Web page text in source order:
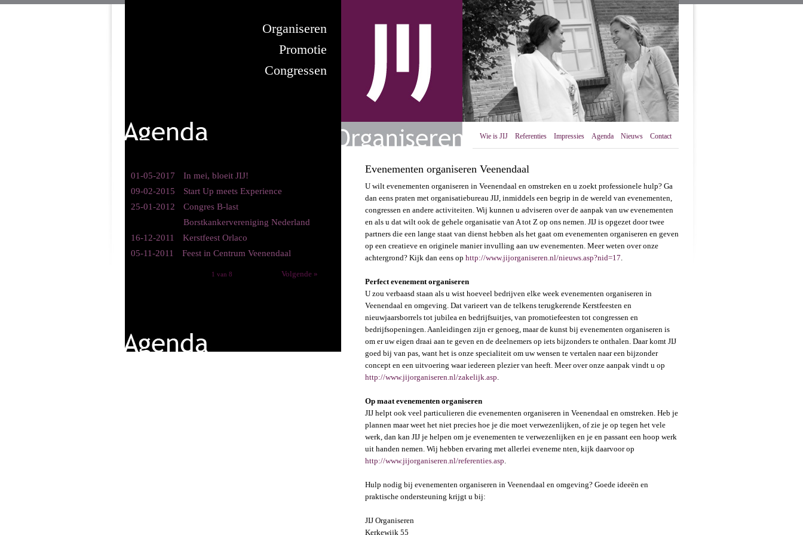
Organiseren
Promotie
Congressen
01-05-2017
In mei, bloeit JIJ!
09-02-2015
Start Up meets Experience
25-01-2012
Congres B-last
Borstkankervereniging Nederland
16-12-2011
Kerstfeest Orlaco
05-11-2011
Feest in Centrum Veenendaal
1 van 8 Volgende »
Wie is JIJ Referenties Impressies Agenda Nieuws Contact
Evenementen organiseren Veenendaal
U wilt evenementen organiseren in Veenendaal en omstreken en u zoekt professionele hulp? Ga
dan eens praten met organisatiebureau JIJ, inmiddels een begrip in de wereld van evenementen,
congressen en andere activiteiten. Wij kunnen u adviseren over de aanpak van uw evenementen
en als u dat wilt ook de gehele organisatie van A tot Z op ons nemen. JIJ is opgezet door twee
partners die een lange staat van dienst hebben als het gaat om evenementen organiseren en geven
op een creatieve en originele manier invulling aan uw evenementen. Meer weten over onze
achtergrond? Kijk dan eens op http://www.jijorganiseren.nl/nieuws.asp?nid=17.
Perfect evenement organiseren
U zou verbaasd staan als u wist hoeveel bedrijven elke week evenementen organiseren in
Veenendaal en omgeving. Dat varieert van de telkens terugkerende Kerstfeesten en
nieuwjaarsborrels tot jubilea en bedrijfsuitjes, van promotiefeesten tot congressen en
bedrijfsopeningen. Aanleidingen zijn er genoeg, maar de kunst bij evenementen organiseren is
om er uw eigen draai aan te geven en de deelnemers op iets bijzonders te onthalen. Daar komt JIJ
goed bij van pas, want het is onze specialiteit om uw wensen te vertalen naar een bijzonder
concept en een uitvoering waar iedereen plezier van heeft. Meer over onze aanpak vindt u op
http://www.jijorganiseren.nl/zakelijk.asp.
Op maat evenementen organiseren
JIJ helpt ook veel particulieren die evenementen organiseren in Veenendaal en omstreken. Heb je
plannen maar weet het niet precies hoe je die moet verwezenlijken, of zie je op tegen het vele
werk, dan kan JIJ je helpen om je evenementen te verwezenlijken en je en passant een hoop werk
uit handen nemen. Wij hebben ervaring met allerlei eveneme nten, kijk daarvoor op
http://www.jijorganiseren.nl/referenties.asp.
Hulp nodig bij evenementen organiseren in Veenendaal en omgeving? Goede ideeën en
praktische ondersteuning krijgt u bij:
JIJ Organiseren
Kerkewijk 55